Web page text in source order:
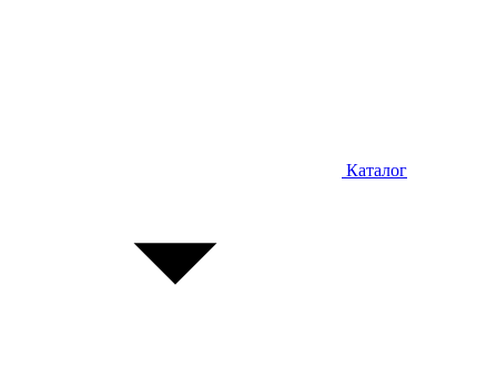
Каталог